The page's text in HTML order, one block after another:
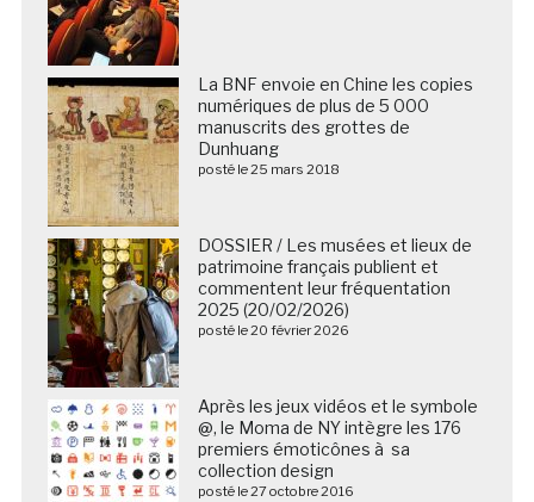
La BNF envoie en Chine les copies
numériques de plus de 5 000
manuscrits des grottes de
Dunhuang
posté le 25 mars 2018
DOSSIER / Les musées et lieux de
patrimoine français publient et
commentent leur fréquentation
2025 (20/02/2026)
posté le 20 février 2026
Après les jeux vidéos et le symbole
@, le Moma de NY intègre les 176
premiers émoticônes à sa
collection design
posté le 27 octobre 2016